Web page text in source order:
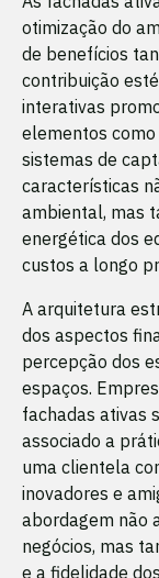
otimização do
de benefícios
contribuição
interativas
elementos como
sistemas de
características
ambiental, mas
energética dos
custos a longo
A arquitetura
dos aspectos
percepção dos
espaços.
fachadas ativas
associado a
uma clientela
inovadores e
abordagem não
negócios, mas
e a fidelidade